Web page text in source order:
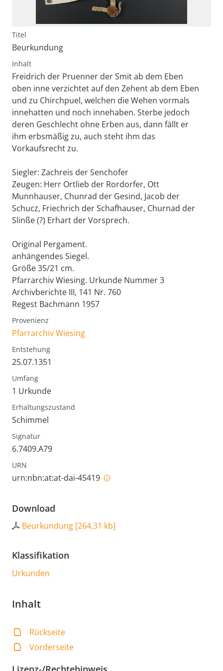
Titel
Beurkundung
Inhalt
Freidrich der Pruenner der Smit ab dem Eben
oben inne verzichtet auf den Zehent ab dem Eben
und zu Chirchpuel, welchen die Wehen vormals
innehatten und noch innehaben. Sterbe jedoch
deren Geschlecht ohne Erben aus, dann fällt er
ihm erbsmäßig zu, auch steht ihm das
Vorkaufsrecht zu.
Siegler: Zachreis der Senchofer
Zeugen: Herr Ortlieb der Rordorfer, Ott
Munnhauser, Chunrad der Gesind, Jacob der
Schucz, Friechrich der Schafhauser, Churnad der
Slinße (?) Erhart der Vorsprech.
Original Pergament.
anhängendes Siegel.
Größe 35/21 cm.
Pfarrarchiv Wiesing. Urkunde Nummer 3
Archivberichte III, 141 Nr. 760
Regest Bachmann 1957
Provenienz
Pfarrarchiv Wiesing
Entstehung
25.07.1351
Umfang
1 Urkunde
Erhaltungszustand
Schimmel
Signatur
6.7409.A79
URN
urn:nbn:at:at-dai-45419
Download
Beurkundung [264,31 kb]
Klassifikation
Urkunden
Inhalt
Rückseite
Vorderseite